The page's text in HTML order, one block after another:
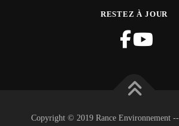
RESTEZ À JOUR
Copyright © 2019 Rance Environnement --